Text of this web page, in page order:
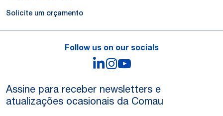
Solicite um orçamento
Follow us on our socials
LinkedIn
Instagram
Assine para receber newsletters e
atualizações ocasionais da Comau